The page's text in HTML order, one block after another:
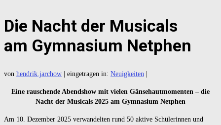
Die Nacht der Musicals
am Gymnasium Netphen
von hendrik.jarchow eingetragen in: Neuigkeiten
Eine rauschende Abendshow mit vielen Gänsehautmomenten – die
Nacht der Musicals 2025 am Gymnasium Netphen
Am 10. Dezember 2025 verwandelten rund 50 aktive Schülerinnen und